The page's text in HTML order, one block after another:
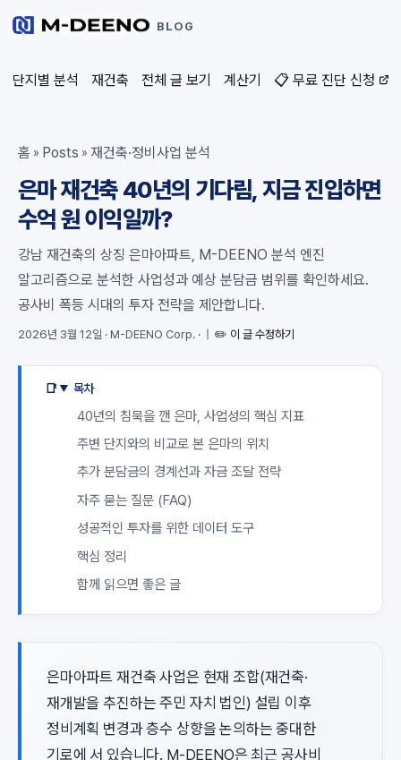
BLOG
단지별 분석 재건축 전체 글 보기 계산기 📋 무료 진단 신청
홈 » Posts » 재건축·정비사업 분석
은마 재건축 40년의 기다림, 지금 진입하면
수억 원 이익일까?
강남 재건축의 상징 은마아파트, M-DEENO 분석 엔진
알고리즘으로 분석한 사업성과 예상 분담금 범위를 확인하세요.
공사비 폭등 시대의 투자 전략을 제안합니다.
2026년 3월 12일 · M-DEENO Corp. · ✏️ 이 글 수정하기
목차
40년의 침묵을 깬 은마, 사업성의 핵심 지표
주변 단지와의 비교로 본 은마의 위치
추가 분담금의 경계선과 자금 조달 전략
자주 묻는 질문 (FAQ)
성공적인 투자를 위한 데이터 도구
핵심 정리
함께 읽으면 좋은 글
은마아파트 재건축 사업은 현재 조합(재건축·
재개발을 추진하는 주민 자치 법인) 설립 이후
정비계획 변경과 층수 상향을 논의하는 중대한
기로에 서 있습니다. M-DEENO은 최근 공사비